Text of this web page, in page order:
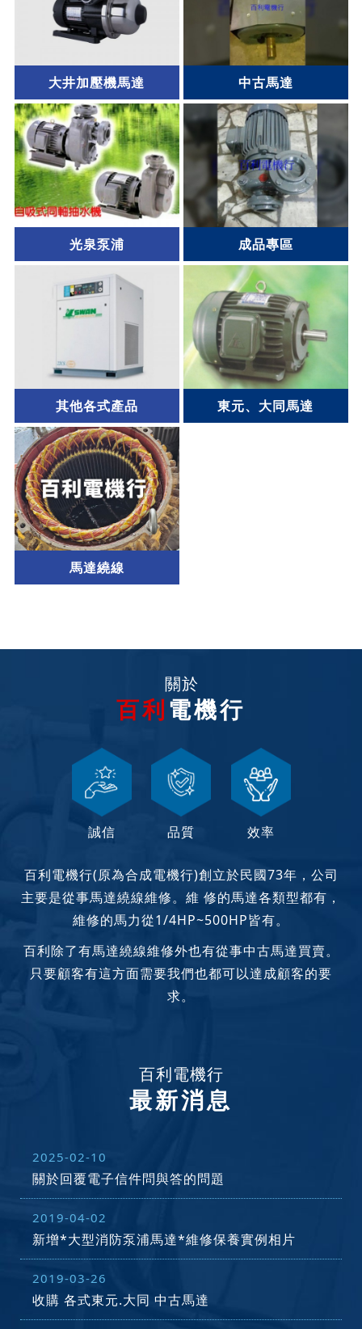
大井加壓機馬達 中古馬達
光泉泵浦 成品專區
其他各式產品 東元、大同馬達
馬達繞線
關於
百利電機行
誠信 品質 效率
百利電機行(原為合成電機行)創立於民國73年，公司
主要是從事馬達繞線維修。維 修的馬達各類型都有，
維修的馬力從1/4HP~500HP皆有。
百利除了有馬達繞線維修外也有從事中古馬達買賣。
只要顧客有這方面需要我們也都可以達成顧客的要
求。
百利電機行
最新消息
2025-02-10
關於回覆電子信件問與答的問題
2019-04-02
新增*大型消防泵浦馬達*維修保養實例相片
2019-03-26
收購 各式東元.大同 中古馬達